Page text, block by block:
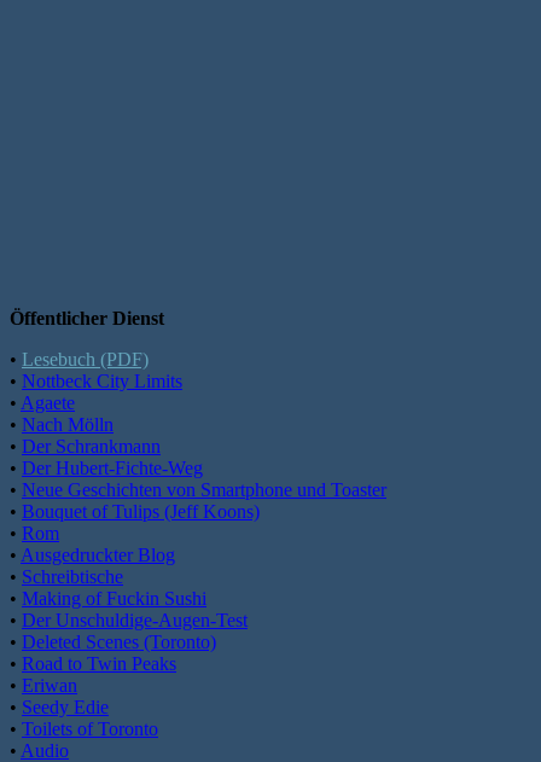
Öffentlicher Dienst
• Lesebuch (PDF)
• Nottbeck City Limits
• Agaete
• Nach Mölln
• Der Schrankmann
• Der Hubert-Fichte-Weg
• Neue Geschichten von Smartphone und Toaster
• Bouquet of Tulips (Jeff Koons)
• Rom
• Ausgedruckter Blog
• Schreibtische
• Making of Fuckin Sushi
• Der Unschuldige-Augen-Test
• Deleted Scenes (Toronto)
• Road to Twin Peaks
• Eriwan
• Seedy Edie
• Toilets of Toronto
• Audio